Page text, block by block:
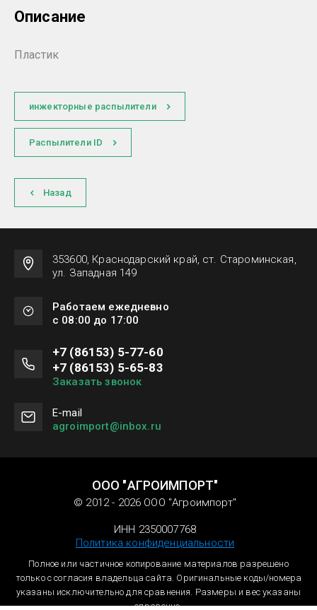
Описание
Пластик
инжекторные распылители
Распылители ID
Назад
353600, Краснодарский край, ст. Староминская,
ул. Западная 149
Работаем ежедневно
с 08:00 до 17:00
+7 (86153) 5-77-60
+7 (86153) 5-65-83
Заказать звонок
Е-mail
agroimport@inbox.ru
ООО "АГРОИМПОРТ"
© 2012 - 2026 ООО "Агроимпорт"
ИНН 2350007768
Политика конфиденциальности
Полное или частичное копирование материалов разрешено
только с согласия владельца сайта. Оригинальные коды/номера
указаны исключительно для сравнения. Размеры и вес указаны
справочно.